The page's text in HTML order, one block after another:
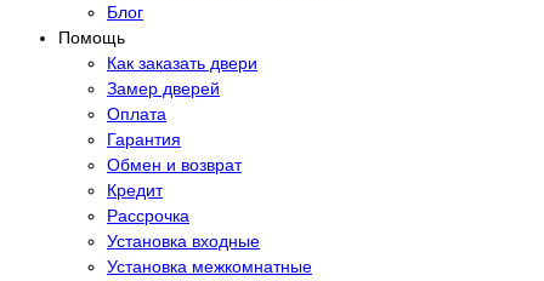
Блог
Помощь
Как заказать двери
Замер дверей
Оплата
Гарантия
Обмен и возврат
Кредит
Рассрочка
Установка входные
Установка межкомнатные